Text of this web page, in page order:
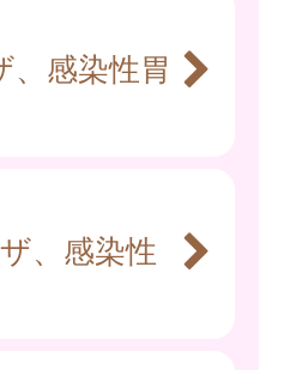
感染性胃
、感染性